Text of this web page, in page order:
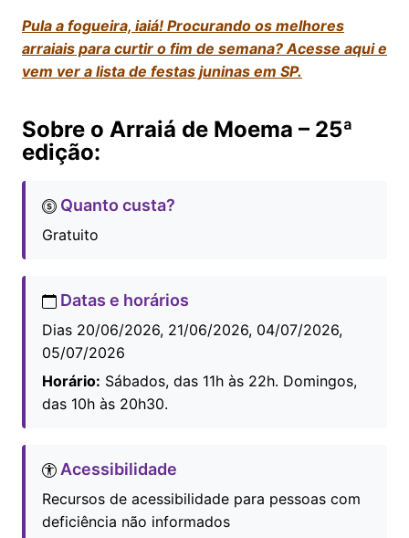
Pula a fogueira, iaiá! Procurando os melhores
arraiais para curtir o fim de semana? Acesse aqui e
vem ver a lista de festas juninas em SP.
Sobre o Arraiá de Moema – 25ª
edição:
Quanto custa?
Gratuito
Datas e horários
Dias 20/06/2026, 21/06/2026, 04/07/2026,
05/07/2026
Horário: Sábados, das 11h às 22h. Domingos,
das 10h às 20h30.
Acessibilidade
Recursos de acessibilidade para pessoas com
deficiência não informados